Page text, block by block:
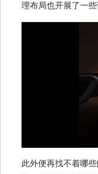
理布局也开展了一些
此外便再找不着哪